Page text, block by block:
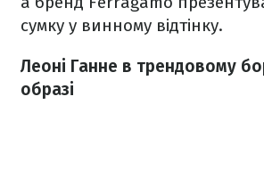
сумку у винному відтінку.
Леоні Ганне в трендовому
образі